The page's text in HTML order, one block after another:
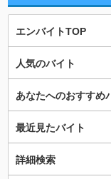
エンバイトTOP
人気のバイト
あなたへのおすすめ
最近見たバイト
詳細検索